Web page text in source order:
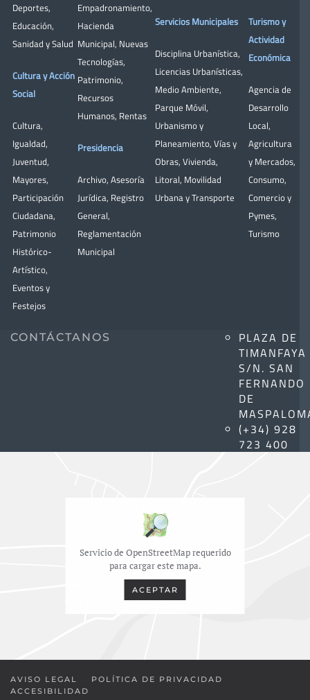
Deportes,
Educación,
Sanidad y Salud
Cultura y Acción
Social
Cultura,
Igualdad,
Juventud,
Mayores,
Participación
Ciudadana,
Patrimonio
Histórico-
Artístico,
Eventos y
Festejos
Empadronamiento,
Hacienda
Municipal, Nuevas
Tecnologías,
Patrimonio,
Recursos
Humanos, Rentas
Presidencia
Archivo, Asesoría
Jurídica, Registro
General,
Reglamentación
Municipal
Servicios Municipales
Disciplina Urbanística,
Licencias Urbanísticas,
Medio Ambiente,
Parque Móvil,
Urbanismo y
Planeamiento, Vías y
Obras, Vivienda,
Litoral, Movilidad
Urbana y Transporte
Turismo y
Actividad
Económica
Agencia de
Desarrollo
Local,
Agricultura
y Mercados,
Consumo,
Comercio y
Pymes,
Turismo
CONTÁCTANOS
PLAZA DE
TIMANFAYA
S/N. SAN
FERNANDO
DE
(+34) 928
723 400
Servicio de OpenStreetMap requerido
para cargar este mapa.
ACEPTAR
AVISO LEGAL
POLÍTICA DE PRIVACIDAD
ACCESIBILIDAD